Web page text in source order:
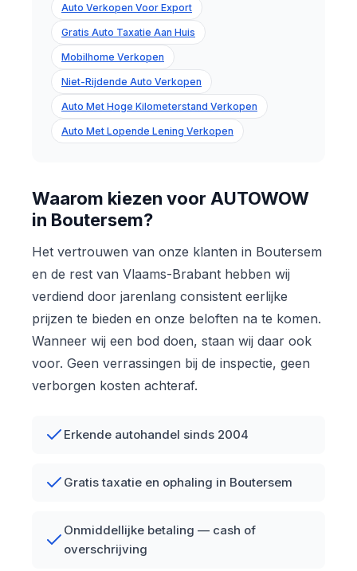
Auto Verkopen Voor Export
Gratis Auto Taxatie Aan Huis
Mobilhome Verkopen
Niet-Rijdende Auto Verkopen
Auto Met Hoge Kilometerstand Verkopen
Auto Met Lopende Lening Verkopen
Waarom kiezen voor AUTOWOW
in Boutersem?
Het vertrouwen van onze klanten in Boutersem
en de rest van Vlaams-Brabant hebben wij
verdiend door jarenlang consistent eerlijke
prijzen te bieden en onze beloften na te komen.
Wanneer wij een bod doen, staan wij daar ook
voor. Geen verrassingen bij de inspectie, geen
verborgen kosten achteraf.
Erkende autohandel sinds 2004
Gratis taxatie en ophaling in Boutersem
Onmiddellijke betaling — cash of
overschrijving